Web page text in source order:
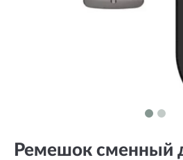
Ремешок сменный